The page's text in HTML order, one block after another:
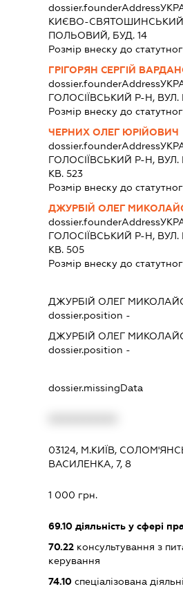
dossier.founderAddress
КИЄВО-
ПОЛЬОВИЙ, БУД. 14
Розмір внеску до
ГРІГОРЯН СЕРГІЙ
dossier.founderAddress
ГОЛОСІЇВСЬКИЙ Р-Н, ВУЛ.
Розмір внеску до
ЧЕРНИХ ОЛЕГ ЮРІЙОВИЧ
dossier.founderAddress
ГОЛОСІЇВСЬКИЙ Р-Н,
КВ. 523
Розмір внеску до
ДЖУРБІЙ ОЛЕГ
dossier.founderAddress
ГОЛОСІЇВСЬКИЙ Р-Н,
КВ. 505
Розмір внеску до
ДЖУРБІЙ ОЛЕГ
dossier.position -
ДЖУРБІЙ ОЛЕГ
dossier.position -
dossier.missingData
03124, М.КИЇВ,
ВАСИЛЕНКА, 7, 8
1 000 грн.
69.10діяльність у сфері
70.22консультування з
керування
74.10спеціалізована